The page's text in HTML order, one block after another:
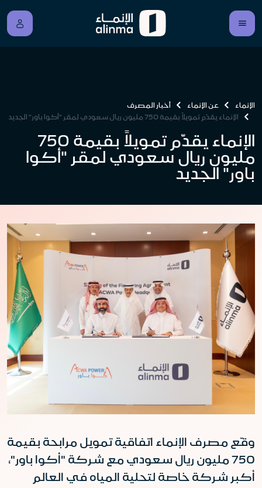
الإنماء عن الإنماء
أخبار المصرف
الإنماء يقدّم تمويلاً بقيمة 750 مليون ريال سعودي لمقر "أكوا باور" الجديد
الإنماء يقدّم تمويلاً بقيمة 750
مليون ريال سعودي لمقر "أكوا
باور" الجديد
وقّع مصرف الإنماء اتفاقية تمويل مرابحة بقيمة
750 مليون ريال سعودي مع شركة "أكوا باور"،
أكبر شركة خاصة لتحلية المياه في العالم